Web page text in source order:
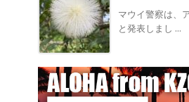
マウイ警察は、
と発表しまし ...